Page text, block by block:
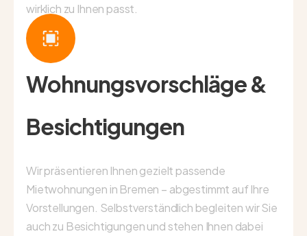
wirklich zu Ihnen passt.
Wohnungsvorschläge &
Besichtigungen
Wir präsentieren Ihnen gezielt passende
Mietwohnungen in Bremen – abgestimmt auf Ihre
Vorstellungen. Selbstverständlich begleiten wir Sie
auch zu Besichtigungen und stehen Ihnen dabei